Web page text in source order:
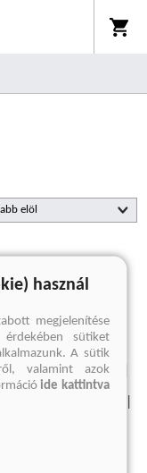
találat
nyilatkozat
használ
megjelenítése
sütiket
A sütik
valamint azok
ide kattintva